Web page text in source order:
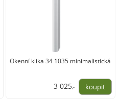
Okenní klika 34 1035 minimalistická
3 025,-